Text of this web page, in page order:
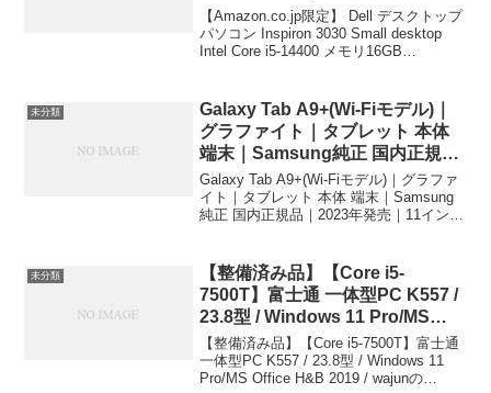
14400 メモリ16GB SSD512GB
Windows 11 翌営業日対応オンサ
イト出張修理サービス1年 ブラッ
￥97,000
【Amazon.co.jp限定】 Dell デスクトップ
パソコン Inspiron 3030 Small desktop
Intel Core i5-14400 メモリ16GB
未分類
Galaxy Tab A9+(Wi-Fiモデル)｜
グラファイト｜タブレット 本体
端末｜Samsung純正 国内正規品
｜2023年発売｜11インチ｜バッ
テリー 7,040 mAh｜軽量480g｜
ストレージ64GB(最大1TB拡張)｜
SM-X210NZAAXJP SAMSUNG
￥29,200
Galaxy Tab A9+(Wi-Fiモデル)｜グラファ
イト｜タブレット 本体 端末｜Samsung
純正 国内正規品｜2023年発売｜11インチ
未分類
【整備済み品】【Core i5-
7500T】富士通 一体型PC K557 /
23.8型 / Windows 11 Pro/MS
Office H&B 2019 / wajunの
WIFI/Bluetooth/DVD / 8GB /
256GB SSD wajun ￥35,800
【整備済み品】【Core i5-7500T】富士通
一体型PC K557 / 23.8型 / Windows 11
Pro/MS Office H&B 2019 / wajunの